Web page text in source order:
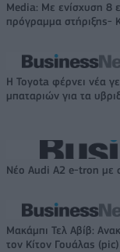
Media: Με ενίσχυση 8
πρόγραμμα
Η Toyota φέρνει νέα
μπαταριών για τα
Νέο Audi A2 e-tron με
Μακάμπι Τελ Αβίβ:
τον Κίτον Γουάλας (pic)